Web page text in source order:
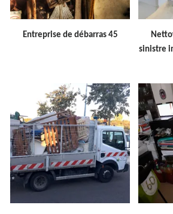
Entreprise de débarras 45
sinistre